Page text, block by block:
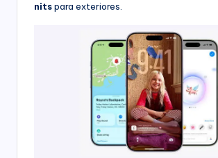
nitspara exteriores.